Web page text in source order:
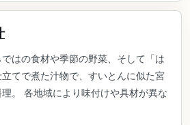
はの食材や季節の野菜、そして「は
てで煮た汁物で、すいとんに似た宮
。 各地域により味付けや具材が異な